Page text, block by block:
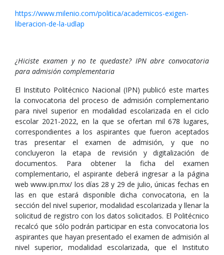
https://www.milenio.com/politica/academicos-exigen-
liberacion-de-la-udlap
¿Hiciste examen y no te quedaste? IPN abre convocatoria
para admisión complementaria
El Instituto Politécnico Nacional (IPN) publicó este martes
la convocatoria del proceso de admisión complementario
para nivel superior en modalidad escolarizada en el ciclo
escolar 2021-2022, en la que se ofertan mil 678 lugares,
correspondientes a los aspirantes que fueron aceptados
tras presentar el examen de admisión, y que no
concluyeron la etapa de revisión y digitalización de
documentos. Para obtener la ficha del examen
complementario, el aspirante deberá ingresar a la página
web www.ipn.mx/ los días 28 y 29 de julio, únicas fechas en
las en que estará disponible dicha convocatoria, en la
sección del nivel superior, modalidad escolarizada y llenar la
solicitud de registro con los datos solicitados. El Politécnico
recalcó que sólo podrán participar en esta convocatoria los
aspirantes que hayan presentado el examen de admisión al
nivel superior, modalidad escolarizada, que el Instituto